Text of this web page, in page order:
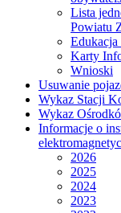
Lista
Powiatu
Edukacja
Karty
Wnioski
Usuwanie
Wykaz Stacji
Wykaz
Informacje o
2026
2025
2024
2023